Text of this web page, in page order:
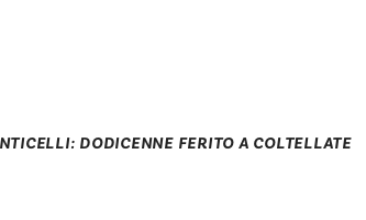
DODICENNE FERITO A COLTELLATE